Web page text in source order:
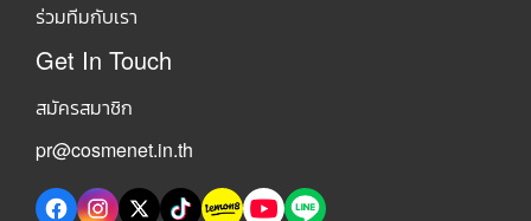
ร่วมทีมกับเรา
Get In Touch
สมัครสมาชิก
pr@cosmenet.in.th